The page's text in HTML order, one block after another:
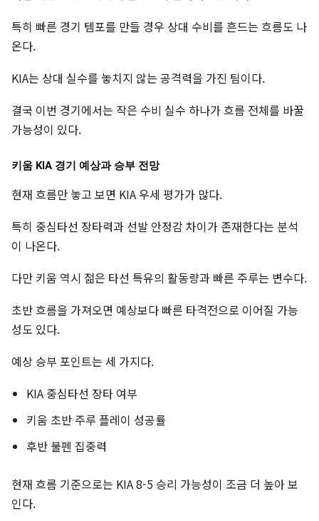
특히 빠른 경기 템포를 만들 경우 상대 수비를 흔드는 흐름도 나
온다.
KIA는 상대 실수를 놓치지 않는 공격력을 가진 팀이다.
결국 이번 경기에서는 작은 수비 실수 하나가 흐름 전체를 바꿀
가능성이 있다.
키움 KIA 경기 예상과 승부 전망
현재 흐름만 놓고 보면 KIA 우세 평가가 많다.
특히 중심타선 장타력과 선발 안정감 차이가 존재한다는 분석
이 나온다.
다만 키움 역시 젊은 타선 특유의 활동량과 빠른 주루는 변수다.
초반 흐름을 가져오면 예상보다 빠른 타격전으로 이어질 가능
성도 있다.
예상 승부 포인트는 세 가지다.
KIA 중심타선 장타 여부
키움 초반 주루 플레이 성공률
후반 불펜 집중력
현재 흐름 기준으로는 KIA 8-5 승리 가능성이 조금 더 높아 보
인다.